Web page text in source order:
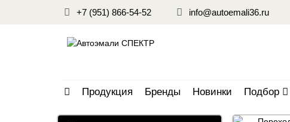
+7 (951) 866-54-52 info@autoemali36.ru
Продукция Бренды Новинки Подбор